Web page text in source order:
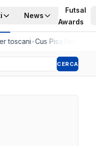
News
Futsal
Awards
toscani•Cus Pisa
CERCA